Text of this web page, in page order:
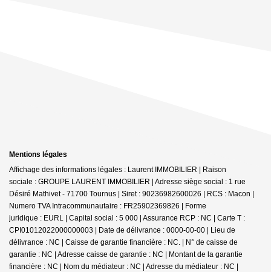
Mentions légales
Affichage des informations légales : Laurent IMMOBILIER | Raison
sociale : GROUPE LAURENT IMMOBILIER | Adresse siège social : 1 rue
Désiré Mathivet - 71700 Tournus | Siret : 90236982600026 | RCS : Macon |
Numero TVA Intracommunautaire : FR25902369826 | Forme
juridique : EURL | Capital social : 5 000 | Assurance RCP : NC | Carte T :
CPI01012022000000003 | Date de délivrance : 0000-00-00 | Lieu de
délivrance : NC | Caisse de garantie financière : NC. | N° de caisse de
garantie : NC | Adresse caisse de garantie : NC | Montant de la garantie
financière : NC | Nom du médiateur : NC | Adresse du médiateur : NC |